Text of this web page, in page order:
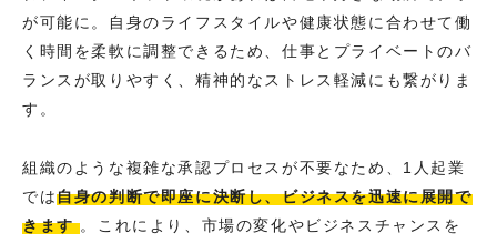
が可能に。自身のライフスタイルや健康状態に合わせて働
く時間を柔軟に調整できるため、仕事とプライベートのバ
ランスが取りやすく、精神的なストレス軽減にも繋がりま
す。
組織のような複雑な承認プロセスが不要なため、1人起業
では自身の判断で即座に決断し、ビジネスを迅速に展開で
きます。これにより、市場の変化やビジネスチャンスを